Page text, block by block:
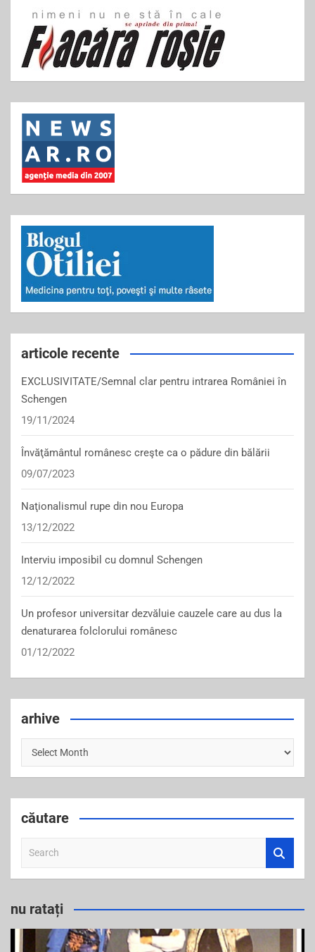
articole recente
EXCLUSIVITATE/Semnal clar pentru intrarea României în
Schengen
19/11/2024
Învăţământul românesc creşte ca o pădure din bălării
09/07/2023
Naţionalismul rupe din nou Europa
13/12/2022
Interviu imposibil cu domnul Schengen
12/12/2022
Un profesor universitar dezvăluie cauzele care au dus la
denaturarea folclorului românesc
01/12/2022
arhive
arhive
căutare
a
c
nu ratați